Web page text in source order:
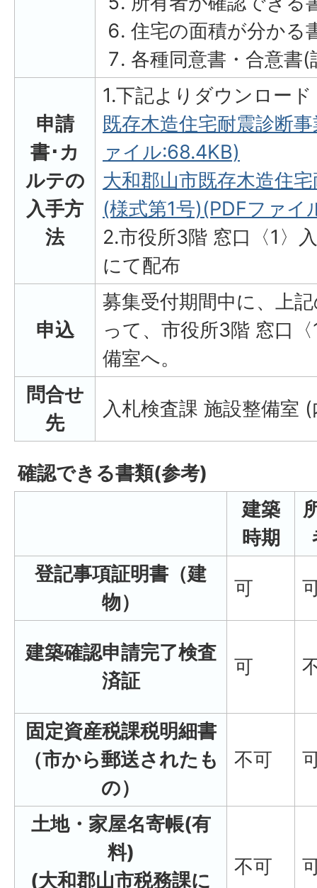
住宅の面積が分かる
各種同意書・合意書
申請
書･カ
ルテの
入手方
法
1.下記よりダウンロード
既存木造住宅耐震診断
ァイル:68.4KB)
大和郡山市既存木造住
(様式第1号)(PDFファイ
2.市役所3階 窓口〈1〉
にて配布
申込
募集受付期間中に、上
って、市役所3階 窓口
備室へ。
問合せ
先
入札検査課 施設整備室
確認できる書類(参考)
建築
時期
登記事項証明書（建
物）
可
建築確認申請完了検査
済証
可
固定資産税課税明細書
（市から郵送されたも
の）
不可
土地・家屋名寄帳(有
料)
(大和郡山市税務課に
不可